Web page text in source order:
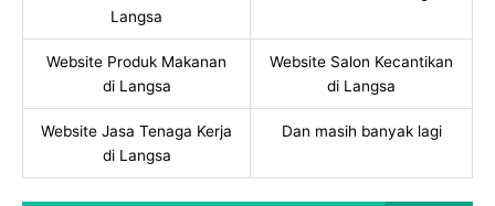
Langsa
Website Produk Makanan
di Langsa
Website Salon Kecantikan
di Langsa
Website Jasa Tenaga Kerja
di Langsa
Dan masih banyak lagi